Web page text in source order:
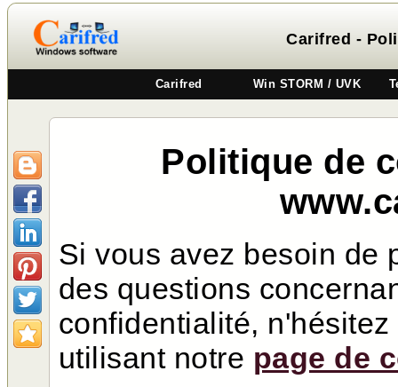
Carifred -
Carifred Win STORM / UVK
Politique de
Si vous avez besoin de
des questions
confidentialité,
utilisant notre page de